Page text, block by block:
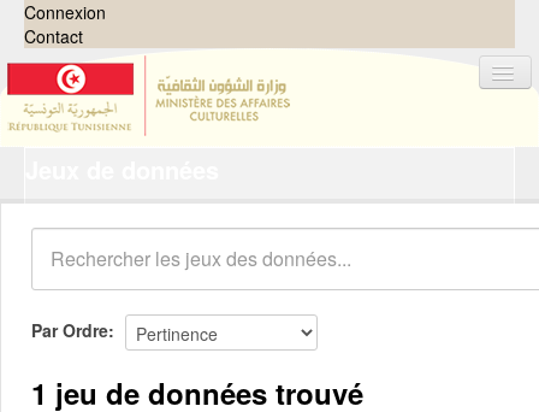
Connexion
Contact
Organisations
Groupes
Demandes 0
À propos
Par Ordre
1 jeu de données trouvé